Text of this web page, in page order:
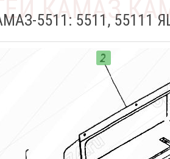
5511: 5511, 55111